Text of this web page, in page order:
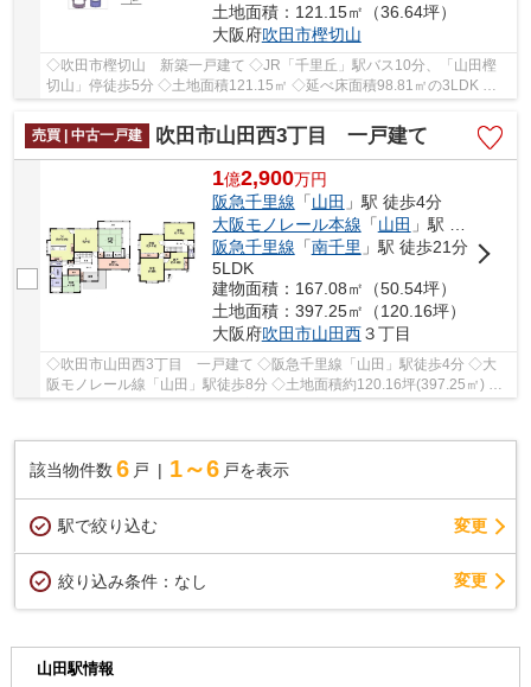
土地面積：121.15㎡（36.64坪）
大阪府吹田市樫切山
◇吹田市樫切山 新築一戸建て ◇JR「千里丘」駅バス10分、「山田樫
切山」停徒歩5分 ◇土地面積121.15㎡ ◇延べ床面積98.81㎡の3LDK ◇
駐車スペースがございます ◇東側に幅員約5ｍの公道に...
売買 | 中古一戸建
吹田市山田西3丁目 一戸建て
1億2,900万円
阪急千里線 「山田 」駅 徒歩4分
大阪モノレール本線 「山田 」駅 徒歩8分
阪急千里線 「南千里 」駅 徒歩21分
5LDK
建物面積：167.08㎡（50.54坪）
土地面積：397.25㎡（120.16坪）
大阪府吹田市山田西３丁目
◇吹田市山田西3丁目 一戸建て ◇阪急千里線「山田」駅徒歩4分 ◇大
阪モノレール線「山田」駅徒歩8分 ◇土地面積約120.16坪(397.25㎡) ◇
該当物件数 6 戸 1～6 戸を表示
駅で絞り込む 変更
絞り込み条件： なし 変更
山田駅情報